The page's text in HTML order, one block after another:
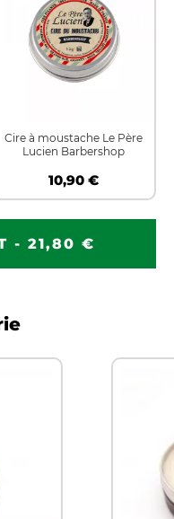
Cire à moustache Le Père
Lucien Barbershop
10,90 €
- 21,80 €